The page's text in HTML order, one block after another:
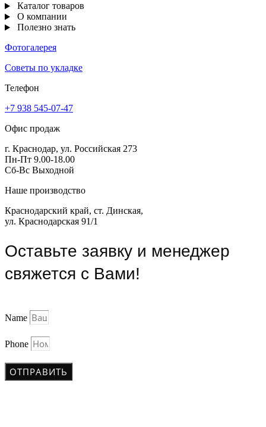
Каталог товаров
О компании
Полезно знать
Фотогалерея
Советы по укладке
Телефон
+7 938 545-07-47
Офис продаж
г. Краснодар, ул. Российская 273
Пн-Пт 9.00-18.00
Сб-Вс Выходной
Наше производство
Краснодарский край, ст. Динская,
ул. Краснодарская 91/1
Оставьте заявку и менеджер
свяжется с Вами!
Name
Phone
ОТПРАВИТЬ